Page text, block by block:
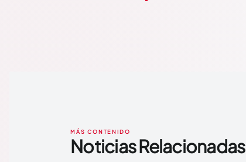
MÁS CONTENIDO
Noticias Relacionadas